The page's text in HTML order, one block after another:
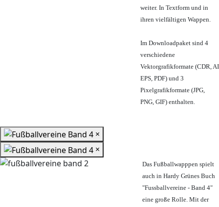
weiter. In Textform und in
ihren vielfältigen Wappen.
Im Downloadpaket sind 4
verschiedene
Vektorgrafikformate (CDR, AI
EPS, PDF) und 3
Pixelgrafikformate (JPG,
PNG, GIF) enthalten.
×
×
Das Fußballwapppen spielt
auch in Hardy Grünes Buch
"Fussballvereine - Band 4"
eine große Rolle. Mit der